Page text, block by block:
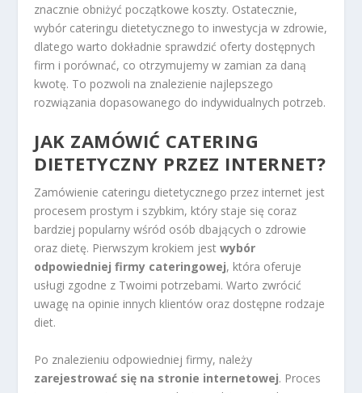
znacznie obniżyć początkowe koszty. Ostatecznie,
wybór cateringu dietetycznego to inwestycja w zdrowie,
dlatego warto dokładnie sprawdzić oferty dostępnych
firm i porównać, co otrzymujemy w zamian za daną
kwotę. To pozwoli na znalezienie najlepszego
rozwiązania dopasowanego do indywidualnych potrzeb.
JAK ZAMÓWIĆ CATERING
DIETETYCZNY PRZEZ INTERNET?
Zamówienie cateringu dietetycznego przez internet jest
procesem prostym i szybkim, który staje się coraz
bardziej popularny wśród osób dbających o zdrowie
oraz dietę. Pierwszym krokiem jestwybór
odpowiedniej firmy cateringowej, która oferuje
usługi zgodne z Twoimi potrzebami. Warto zwrócić
uwagę na opinie innych klientów oraz dostępne rodzaje
diet.
Po znalezieniu odpowiedniej firmy, należy
zarejestrować się na stronie internetowej. Proces